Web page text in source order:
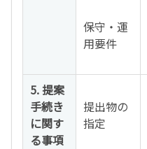
保守・運
用要件
5. 提案
手続き
に関す
る事項
提出物の
指定